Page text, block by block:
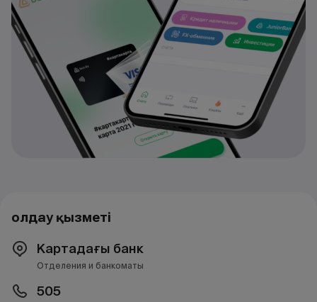
Қолдау қызметі
Картадағы банк
Отделения и банкоматы
505